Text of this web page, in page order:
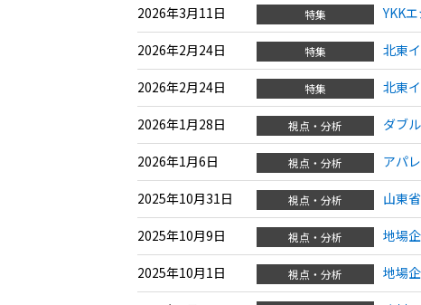
2026年3月11日 特集 YKK
2026年2月24日 特集 北東
2026年2月24日 特集 北東
2026年1月28日 視点・分析 ダブ
2026年1月6日 視点・分析 アパ
2025年10月31日 視点・分析 山東
2025年10月9日 視点・分析 地場
2025年10月1日 視点・分析 地場